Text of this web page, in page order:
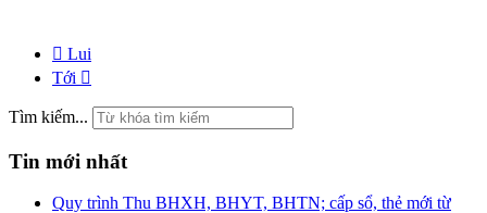
Lui
Tới
Tìm kiếm...
Tin mới nhất
Quy trình Thu BHXH, BHYT, BHTN; cấp sổ, thẻ mới từ